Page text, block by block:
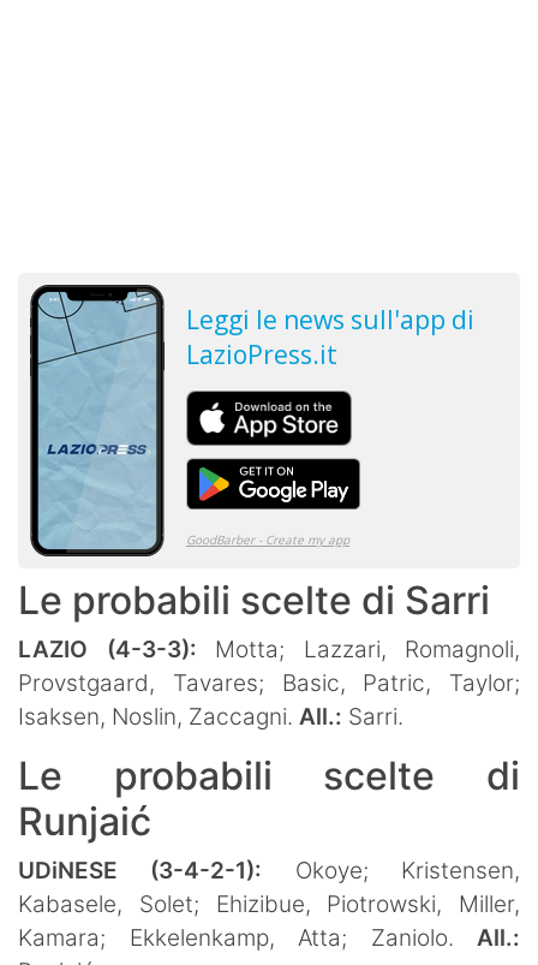
Le probabili scelte di Sarri
LAZIO (4-3-3): Motta; Lazzari, Romagnoli,
Provstgaard, Tavares; Basic, Patric, Taylor;
Isaksen, Noslin, Zaccagni. All.: Sarri.
Le probabili scelte di
Runjaić
UDiNESE (3-4-2-1): Okoye; Kristensen,
Kabasele, Solet; Ehizibue, Piotrowski, Miller,
Kamara; Ekkelenkamp, Atta; Zaniolo. All.: